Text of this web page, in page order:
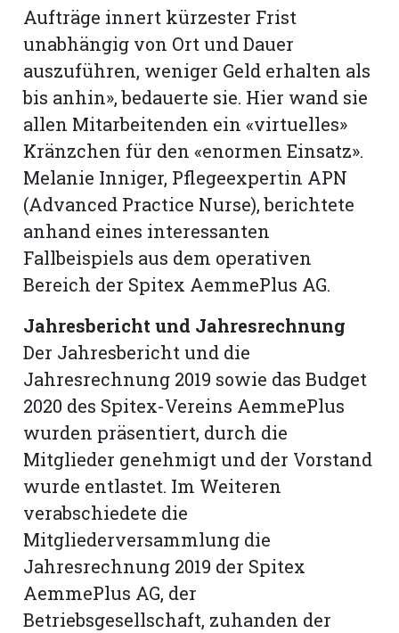
Aufträge innert kürzester Frist
unabhängig von Ort und Dauer
auszuführen, weniger Geld erhalten als
bis anhin», bedauerte sie. Hier wand sie
allen Mitarbeitenden ein «virtuelles»
Kränzchen für den «enormen Einsatz».
Melanie Inniger, Pflegeexpertin APN
(Advanced Practice Nurse), berichtete
anhand eines interessanten
Fallbeispiels aus dem operativen
Bereich der Spitex AemmePlus AG.
Jahresbericht und Jahresrechnung
Der Jahresbericht und die
Jahresrechnung 2019 sowie das Budget
2020 des Spitex-Vereins AemmePlus
wurden präsentiert, durch die
Mitglieder genehmigt und der Vorstand
wurde entlastet. Im Weiteren
verabschiedete die
Mitgliederversammlung die
Jahresrechnung 2019 der Spitex
AemmePlus AG, der
Betriebsgesellschaft, zuhanden der